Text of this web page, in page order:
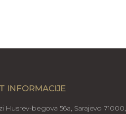
INFORMACIJE
Husrev-begova 56a, Sarajevo 71000,